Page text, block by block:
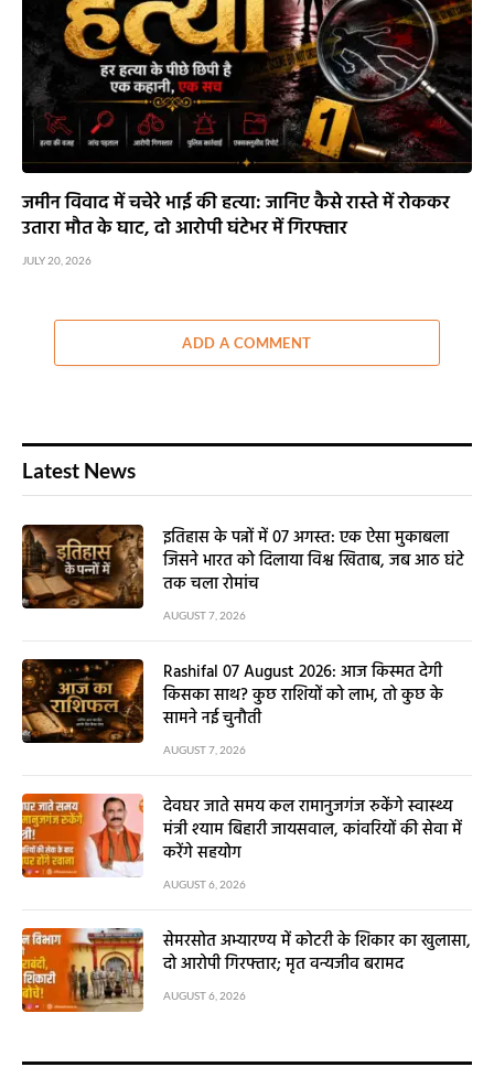
जमीन विवाद में चचेरे भाई की हत्या: जानिए कैसे रास्ते में रोककर
उतारा मौत के घाट, दो आरोपी घंटेभर में गिरफ्तार
JULY 20, 2026
ADD A COMMENT
Latest News
इतिहास के पन्नों में 07 अगस्त: एक ऐसा मुकाबला
जिसने भारत को दिलाया विश्व खिताब, जब आठ घंटे
तक चला रोमांच
AUGUST 7, 2026
Rashifal 07 August 2026: आज किस्मत देगी
किसका साथ? कुछ राशियों को लाभ, तो कुछ के
सामने नई चुनौती
AUGUST 7, 2026
देवघर जाते समय कल रामानुजगंज रुकेंगे स्वास्थ्य
मंत्री श्याम बिहारी जायसवाल, कांवरियों की सेवा में
करेंगे सहयोग
AUGUST 6, 2026
सेमरसोत अभ्यारण्य में कोटरी के शिकार का खुलासा,
दो आरोपी गिरफ्तार; मृत वन्यजीव बरामद
AUGUST 6, 2026